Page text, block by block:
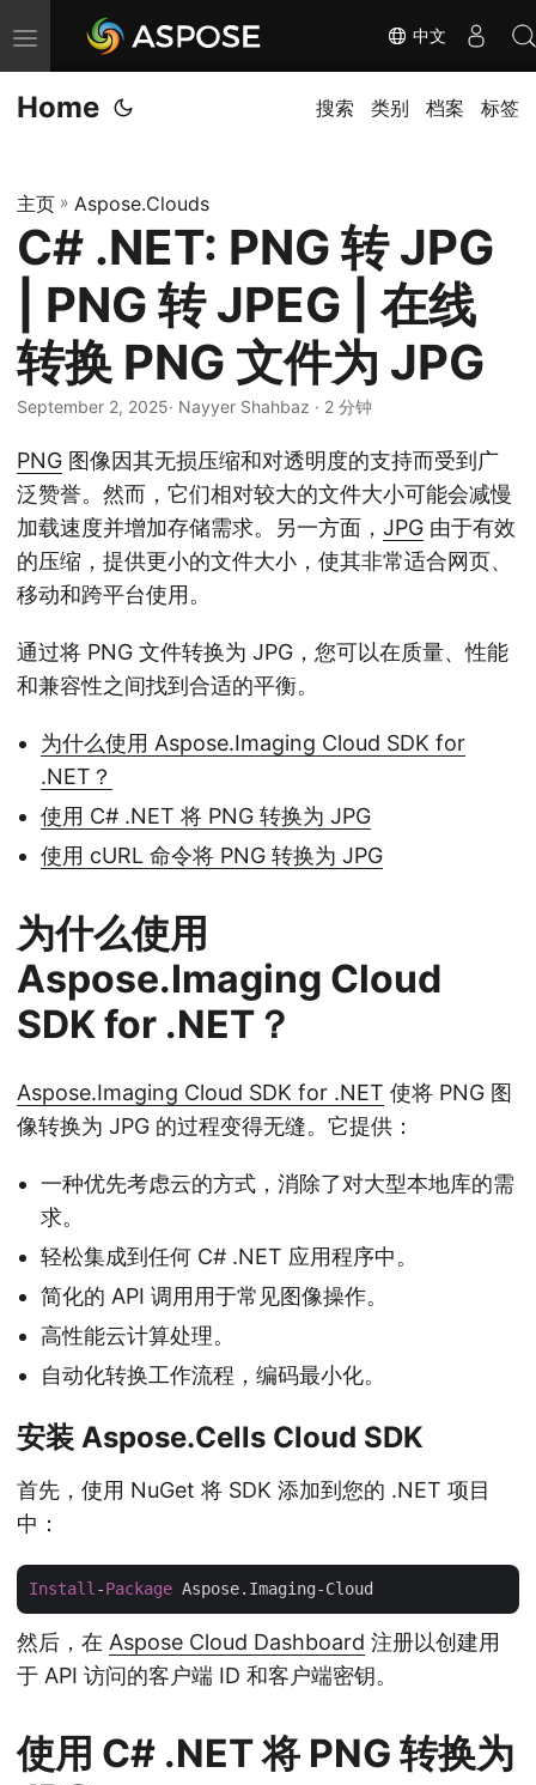
切
换
导
中文
Home 搜索 类别 档案 标签
主页 » Aspose.Clouds
C# .NET: PNG 转 JPG
| PNG 转 JPEG | 在线
转换 PNG 文件为 JPG
September 2, 2025· Nayyer Shahbaz · 2 分钟
PNG 图像因其无损压缩和对透明度的支持而受到广
泛赞誉。然而，它们相对较大的文件大小可能会减慢
加载速度并增加存储需求。另一方面， JPG 由于有效
的压缩，提供更小的文件大小，使其非常适合网页、
移动和跨平台使用。
通过将 PNG 文件转换为 JPG，您可以在质量、性能
和兼容性之间找到合适的平衡。
为什么使用 Aspose.Imaging Cloud SDK for
.NET？
使用 C# .NET 将 PNG 转换为 JPG
使用 cURL 命令将 PNG 转换为 JPG
为什么使用
Aspose.Imaging Cloud
SDK for .NET？
Aspose.Imaging Cloud SDK for .NET 使将 PNG 图
像转换为 JPG 的过程变得无缝。它提供：
一种优先考虑云的方式，消除了对大型本地库的需
求。
轻松集成到任何 C# .NET 应用程序中。
简化的 API 调用用于常见图像操作。
高性能云计算处理。
自动化转换工作流程，编码最小化。
安装 Aspose.Cells Cloud SDK
首先，使用 NuGet 将 SDK 添加到您的 .NET 项目
中：
Install -Package
然后，在 Aspose Cloud Dashboard 注册以创建用
于 API 访问的客户端 ID 和客户端密钥。
使用 C# .NET 将 PNG 转换为